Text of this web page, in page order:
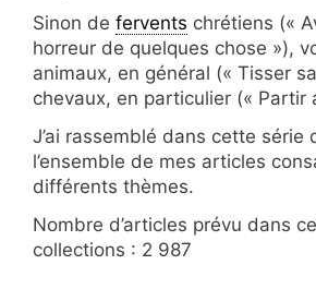
Sinon de fervents chrétiens («
horreur de quelques chose »),
animaux, en général (« Tisser
chevaux, en particulier (« Partir
J’ai rassemblé dans cette série
l’ensemble de mes articles
différents thèmes.
Nombre d’articles prévu dans
collections : 2 987